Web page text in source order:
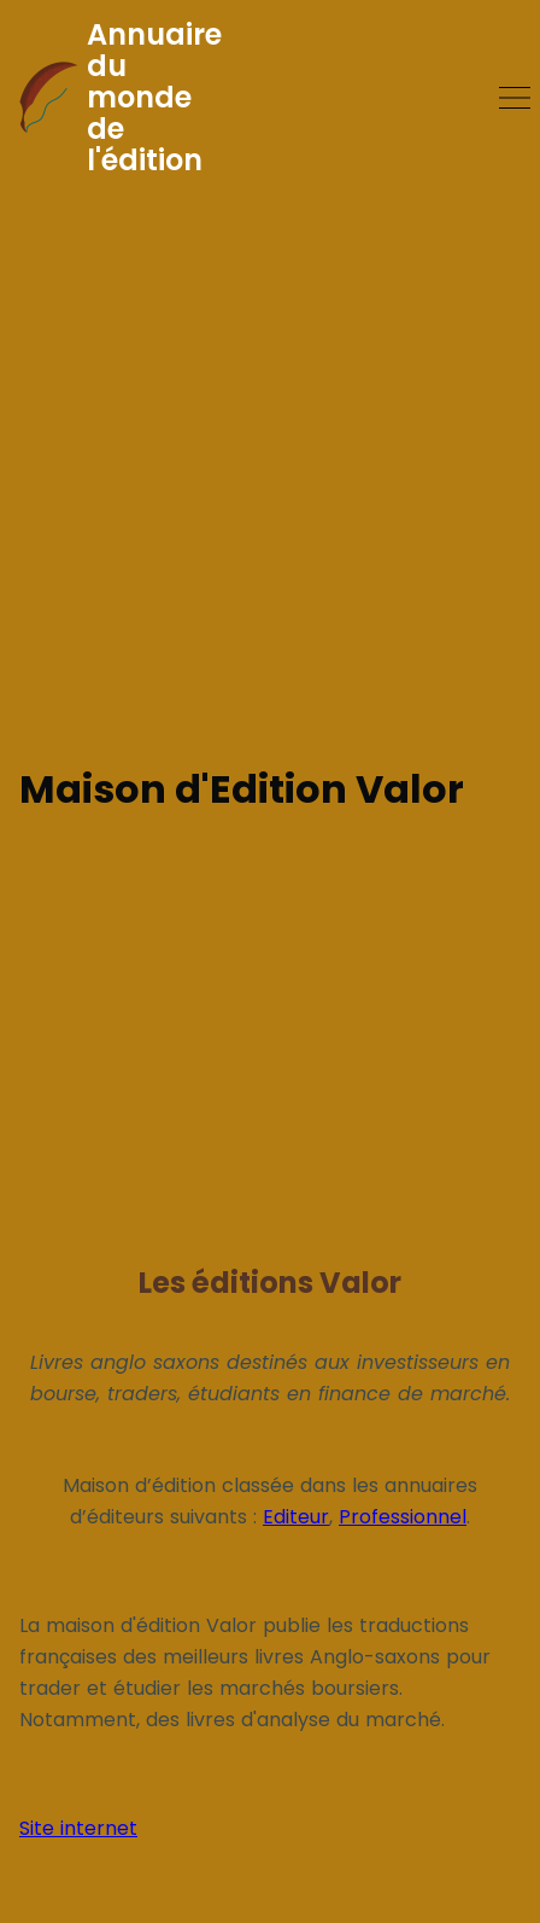
Skip
to
Content
Annuaire
du
monde
de
l'édition
Maison d'Edition Valor
Les éditions Valor
Livres anglo saxons destinés aux investisseurs en
bourse, traders, étudiants en finance de marché.
Maison d’édition classée dans les annuaires
d’éditeurs suivants : Editeur, Professionnel.
La maison d'édition Valor publie les traductions
françaises des meilleurs livres Anglo-saxons pour
trader et étudier les marchés boursiers.
Notamment, des livres d'analyse du marché.
Site internet